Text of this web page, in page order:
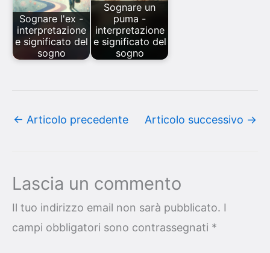
Sognare l'ex -
interpretazione
e significato del
sogno
Sognare un
puma -
interpretazione
e significato del
sogno
← Articolo precedente Articolo successivo →
Lascia un commento
Il tuo indirizzo email non sarà pubblicato. I
campi obbligatori sono contrassegnati *